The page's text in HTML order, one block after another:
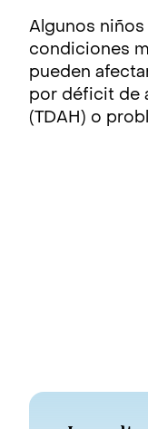
Algunos
condiciones
pueden
por déficit de
(TDAH) o